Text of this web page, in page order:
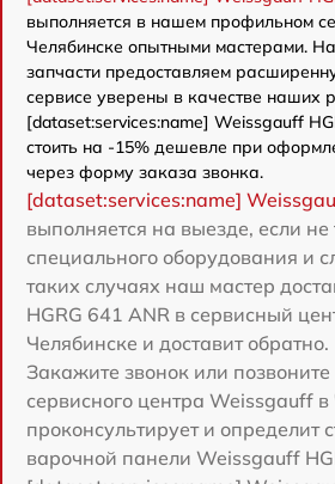
выполняется в нашем профильном
Челябинске опытными мастерами.
запчасти предоставляем
сервисе уверены в качестве наших
[dataset:services:name] Weissgauff
стоить на -15% дешевле при
через форму заказа звонка.
[dataset:services:name]
выполняется на выезде, если не
специального оборудования и
таких случаях наш мастер
HGRG 641 ANR в сервисный
Челябинске и доставит обратно.
Закажите звонок или
сервисного центра Weissgauff в
проконсультирует и определит
варочной панели Weissgauff